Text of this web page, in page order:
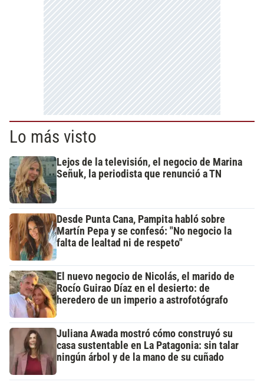
Lo más visto
Lejos de la televisión, el negocio de Marina
Señuk, la periodista que renunció a TN
Desde Punta Cana, Pampita habló sobre
Martín Pepa y se confesó: "No negocio la
falta de lealtad ni de respeto"
El nuevo negocio de Nicolás, el marido de
Rocío Guirao Díaz en el desierto: de
heredero de un imperio a astrofotógrafo
Juliana Awada mostró cómo construyó su
casa sustentable en La Patagonia: sin talar
ningún árbol y de la mano de su cuñado